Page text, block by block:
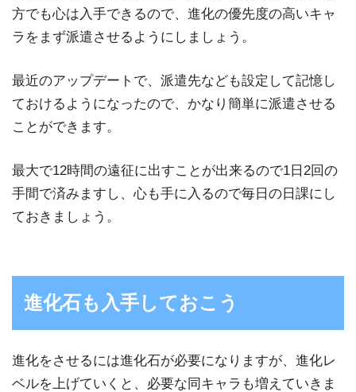
方でも心は入手できるので、進化の優先度の高いキャ
ラをまず派遣させるようにしましょう。
最近のアップデートで、派遣先なども設定して記憶し
ておけるようになったので、かなり簡単に派遣させる
ことができます。
最大で12時間の遠征に出すことが出来るので1日2回の
手間で済みますし、心も手に入るので毎日の日課にし
ておきましょう。
進化石も入手しておこう
進化をさせるには進化石が必要になりますが、進化レ
ベルを上げていくと、必要な同キャラも増えていきま